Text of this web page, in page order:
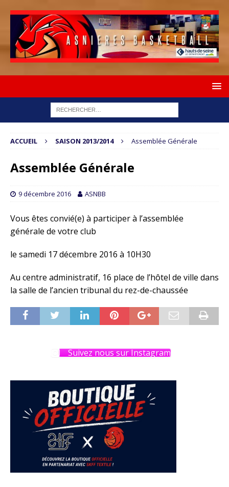
ACCUEIL SAISON 2013/2014 Assemblée Générale
Assemblée Générale
9 décembre 2016 ASNBB
Vous êtes convié(e) à participer à l’assemblée
générale de votre club
le samedi 17 décembre 2016 à 10H30
Au centre administratif, 16 place de l’hôtel de ville dans
la salle de l’ancien tribunal du rez-de-chaussée
Suivez nous sur Instagram